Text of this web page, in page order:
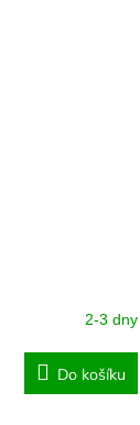
2-3 dny
Do košíku